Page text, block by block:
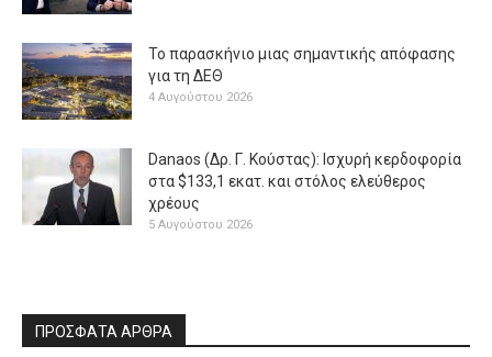
Το παρασκήνιο μιας σημαντικής απόφασης
για τη ΔΕΘ
4 Αυγούστου 2026
Danaos (Δρ. Γ. Κούστας): Ισχυρή κερδοφορία
στα $133,1 εκατ. και στόλος ελεύθερος
χρέους
5 Αυγούστου 2026
ΠΡΟΣΦΑΤΑ ΑΡΘΡΑ